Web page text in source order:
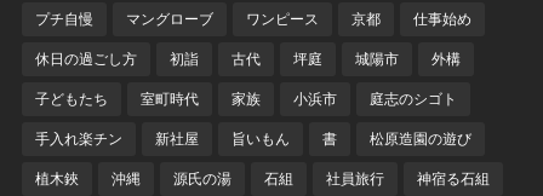
プチ自慢 マングローブ ワンピース 京都 仕事始め
休日の過ごし方 初詣 古代 坪庭 城陽市 外構
子どもたち 室町時代 家族 小浜市 庭志のシゴト
手入れ楽チン 新社屋 旨いもん 書 松原造園の遊び
植木鋏 沖縄 源氏の湯 石組 社員旅行 神宿る石組